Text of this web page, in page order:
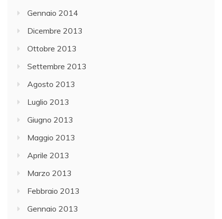
Gennaio 2014
Dicembre 2013
Ottobre 2013
Settembre 2013
Agosto 2013
Luglio 2013
Giugno 2013
Maggio 2013
Aprile 2013
Marzo 2013
Febbraio 2013
Gennaio 2013